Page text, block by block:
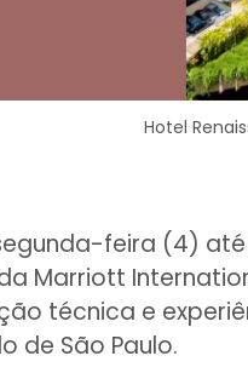
Hotel
feira (4)
Marriott
técnica e
de São Paulo.